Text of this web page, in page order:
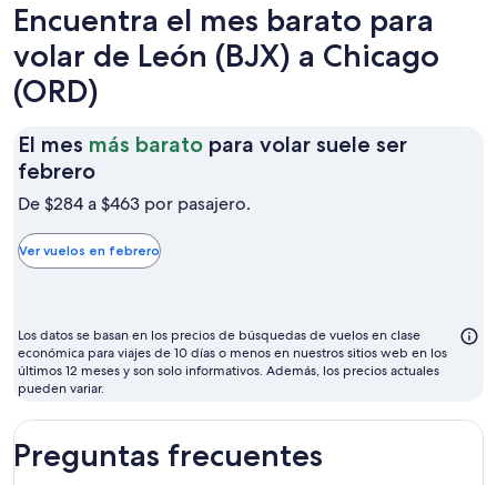
Encuentra el mes barato para
volar de León (BJX) a Chicago
(ORD)
El mes más barato para volar suele ser
febreroEl
mes
barato
para
suele
ser
febrero
De $284 a $463 por pasajero.
Ver vuelos en febrero
Los datos se basan en los precios de búsquedas de vuelos en clase
económica para viajes de 10 días o menos en nuestros sitios web en los
últimos 12 meses y son solo informativos. Además, los precios actuales
pueden variar.
Preguntas frecuentes